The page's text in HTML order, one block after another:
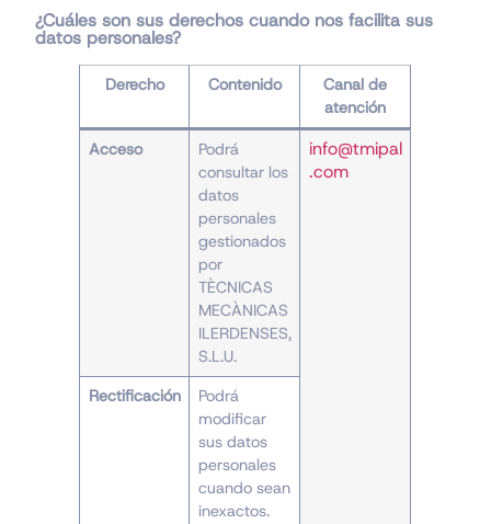
¿Cuáles son sus derechos cuando nos facilita sus
datos personales?
Derecho Contenido
Canal de
atención
Acceso
Podrá
consultar los
datos
personales
gestionados
por
TÈCNICAS
MECÀNICAS
ILERDENSES,
S.L.U.
info@tmipal
.com
Rectificación
Podrá
modificar
sus datos
personales
cuando sean
inexactos.